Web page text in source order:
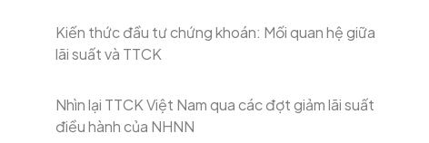
Kiến thức đầu tư chứng khoán: Mối quan hệ giữa
lãi suất và TTCK
Nhìn lại TTCK Việt Nam qua các đợt giảm lãi suất
điều hành của NHNN